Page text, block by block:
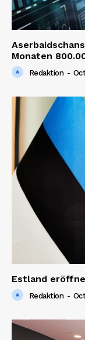
Monaten
Redaktion -
Estland
Redaktion -